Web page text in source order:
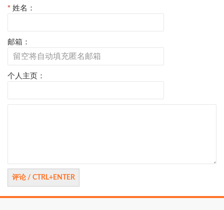
* 姓名：
邮箱：
个人主页：